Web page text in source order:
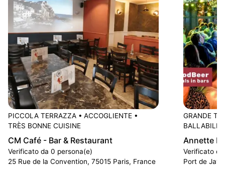
PICCOLA TERRAZZA • ACCOGLIENTE •
TRÈS BONNE CUISINE
CM Café - Bar & Restaurant
Verificato da 0 persona(e)
25 Rue de la Convention, 75015 Paris, France
GRANDE
BALLABILE
Annette
Verificato
Port de